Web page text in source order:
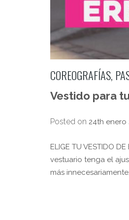
COREOGRAFÍAS,
Vestido para
Posted on 24th enero
ELIGE TU VESTIDO
vestuario tenga el
más